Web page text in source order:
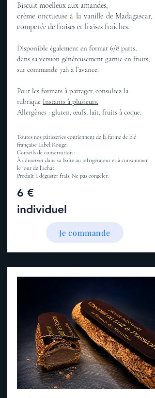
Biscuit moelleux aux amandes,
crème onctueuse à la vanille de Madagascar,
compotée de fraises et fraises fraîches.
Disponible également en format 6/8 parts,
dans sa version généreusement garnie en fruits,
sur commande 72h à l’avance.
Pour les formats à partager, consultez la
rubrique Instants à plusieurs.
Allergènes : gluten, œufs, lait, fruits à coque.
Toutes nos pâtisseries contiennent de la farine de blé
française Label Rouge.
Conseils de conservation :
À conserver dans sa boîte au réfrigérateur et à consommer
le jour de l’achat.
Produit à déguster frais. Ne pas congeler.
6 €
individuel
Je commande